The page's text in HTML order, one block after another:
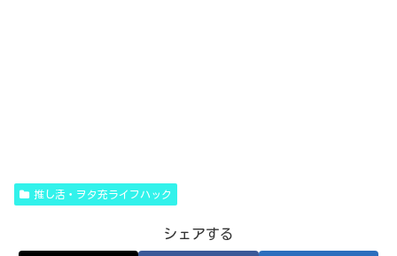
推し活・ヲタ充ライフハック
シェアする